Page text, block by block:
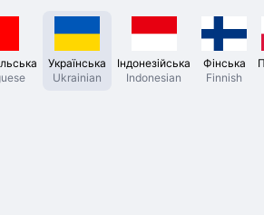
Українська
Ukrainian
Індонезійська
Indonesian
Фінська
Finnish